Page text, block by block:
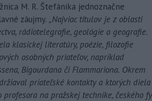
M. R. Štefánika jednoznačne
záujmy. „Najviac titulov je z oblasti
rádiotelegrafie, geológie a geografie.
klasickej literatúry, poézie, filozofie
osobných priateľov, napríklad
Bigourdana či Flammariona. Okrem
priateľské kontakty a ktorých diela
na pražskej technike, českého